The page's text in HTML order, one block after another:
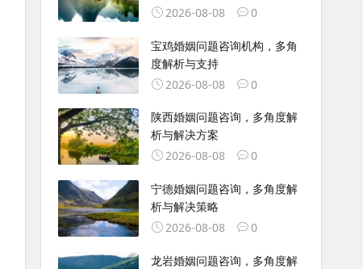
2026-08-08
0
宝鸡婚姻问题咨询机构，多角
度解析与支持
2026-08-08
0
陕西婚姻问题咨询，多角度解
析与解决方案
2026-08-08
0
宁德婚姻问题咨询，多角度解
析与解决策略
2026-08-08
0
龙岩婚姻问题咨询，多角度解